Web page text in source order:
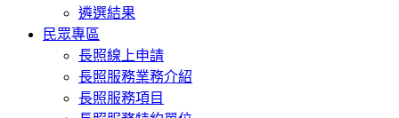
遴選結果
民眾專區
長照線上申請
長照服務業務介紹
長照服務項目